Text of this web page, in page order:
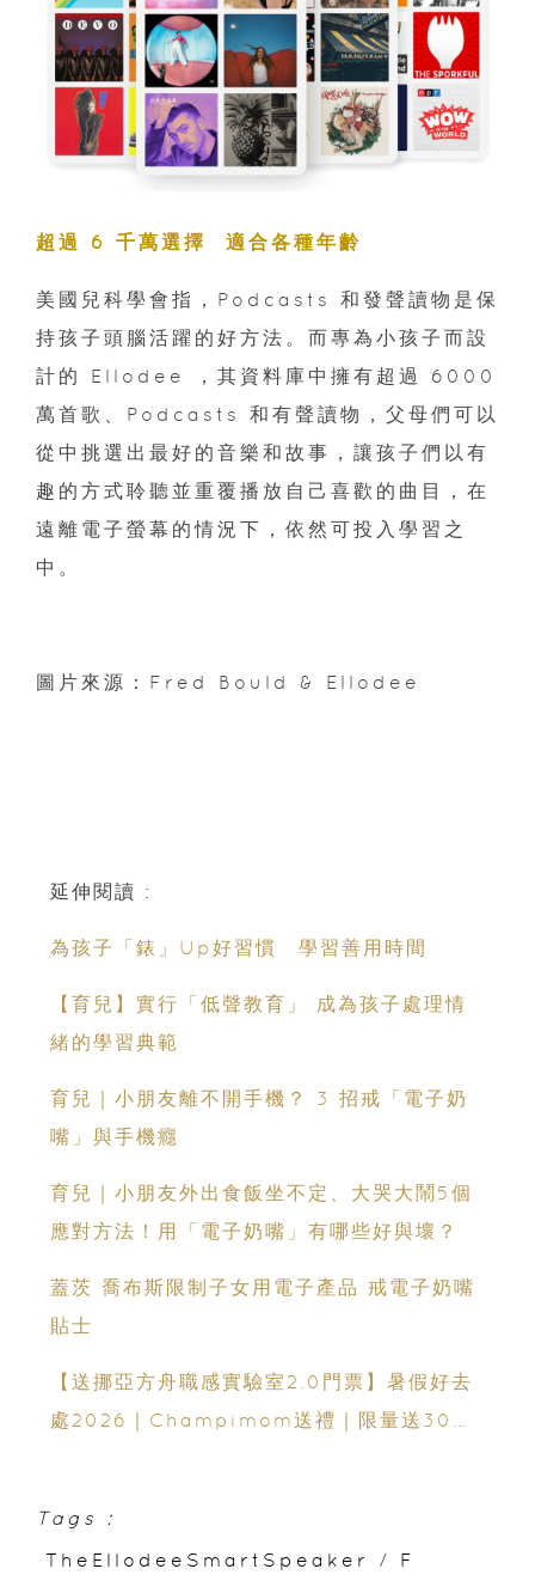
超過 6 千萬選擇 適合各種年齡
美國兒科學會指，Podcasts 和發聲讀物是保
持孩子頭腦活躍的好方法。而專為小孩子而設
計的 Ellodee ，其資料庫中擁有超過 6000
萬首歌、Podcasts 和有聲讀物，父母們可以
從中挑選出最好的音樂和故事，讓孩子們以有
趣的方式聆聽並重覆播放自己喜歡的曲目，在
遠離電子螢幕的情況下，依然可投入學習之
中。
圖片來源：Fred Bould & Ellodee
延伸閱讀 :
為孩子「錶」Up好習慣 學習善用時間
【育兒】實行「低聲教育」 成為孩子處理情
緒的學習典範
育兒｜小朋友離不開手機？ 3 招戒「電子奶
嘴」與手機癮
育兒｜小朋友外出食飯坐不定、大哭大鬧5個
應對方法！用「電子奶嘴」有哪些好與壞？
蓋茨 喬布斯限制子女用電子產品 戒電子奶嘴
貼士
【送挪亞方舟職感實驗室2.0門票】暑假好去
處2026｜Champimom送禮｜限量送30套
Tags :
TheEllodeeSmartSpeaker
/ F